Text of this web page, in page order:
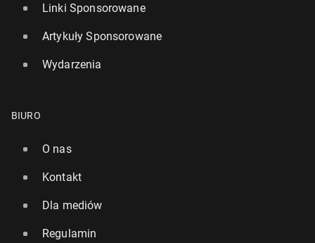
Linki Sponsorowane
Artykuły Sponsorowane
Wydarzenia
BIURO
O nas
Kontakt
Dla mediów
Regulamin